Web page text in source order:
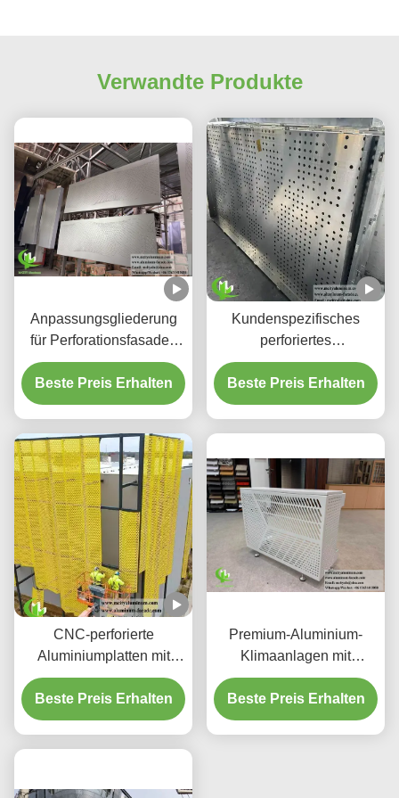
Verwandte Produkte
Anpassungsgliederung
für Perforationsfasaden
aus Aluminium und
Bildschirmplatten
Beste Preis Erhalten
Kundenspezifisches
perforiertes
hinterleuchtetes
Aluminium-
Deckensystem mit
Laser-geschnittenen
Mustern
Beste Preis Erhalten
CNC-perforierte
Aluminiumplatten mit
3003 H14/H24-Legierung
und PVDF-Beschichtung
für Fassaden
Beste Preis Erhalten
Premium-Aluminium-
Klimaanlagen mit
dekorativen
Schutzschirmen
Beste Preis Erhalten